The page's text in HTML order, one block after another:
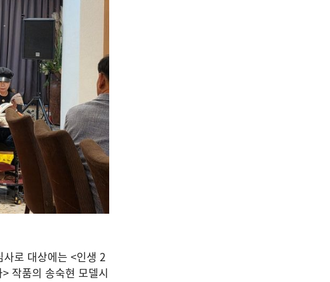
로 대상에는 <인생 2
작품의 송숙현 모델시